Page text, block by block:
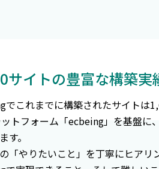
サイトの豊富な構築
でこれまでに構築されたサイトは
ットフォーム「ecbeing」を基盤に
す。
「やりたいこと」を丁寧にヒア